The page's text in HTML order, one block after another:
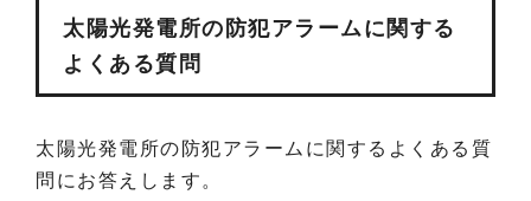
太陽光発電所の防犯アラームに関する
よくある質問
太陽光発電所の防犯アラームに関するよくある質
問にお答えします。